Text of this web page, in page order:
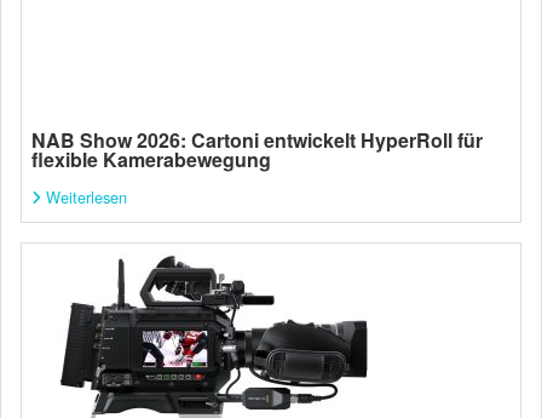
NAB Show 2026: Cartoni entwickelt HyperRoll für
flexible Kamerabewegung
Weiterlesen